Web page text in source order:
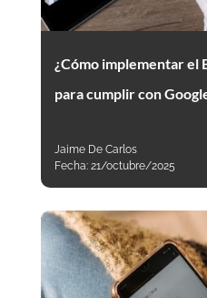
¿Cómo implementar el
para cumplir con
Jaime De Carlos
Fecha: 21/octubre/2025